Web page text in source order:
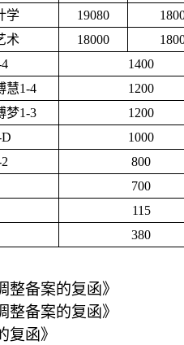
学
19080
术
18000
1400
慧1-4 1200
梦1-3
1200
1000
800
700
115
380
备案的复函》
备案的复函》
函》